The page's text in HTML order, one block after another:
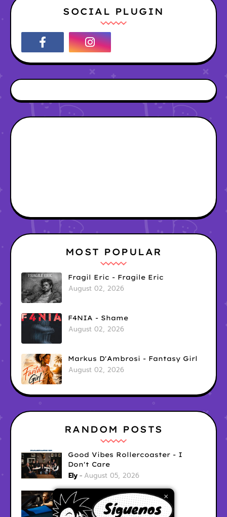
SOCIAL PLUGIN
×
MOST POPULAR
Fragil Eric - Fragile Eric
August 02, 2026
F4NIA - Shame
August 02, 2026
Markus D'Ambrosi - Fantasy Girl
August 02, 2026
RANDOM POSTS
Good Vibes Rollercoaster - I
Don't Care
Ely August 05, 2026
Hyperwulf - FaceTime
Ely August 04, 2026